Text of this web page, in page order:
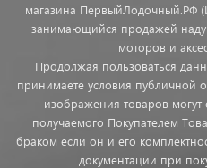
магазина ПервыйЛодочный.РФ
занимающийся продажей
моторов и
Продолжая пользоваться
принимаете условия публичной
изображения товаров могут
получаемого Покупателем
браком если он и его
документации при